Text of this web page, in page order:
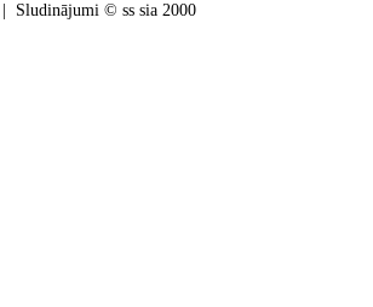
| Sludinājumi © ss sia 2000